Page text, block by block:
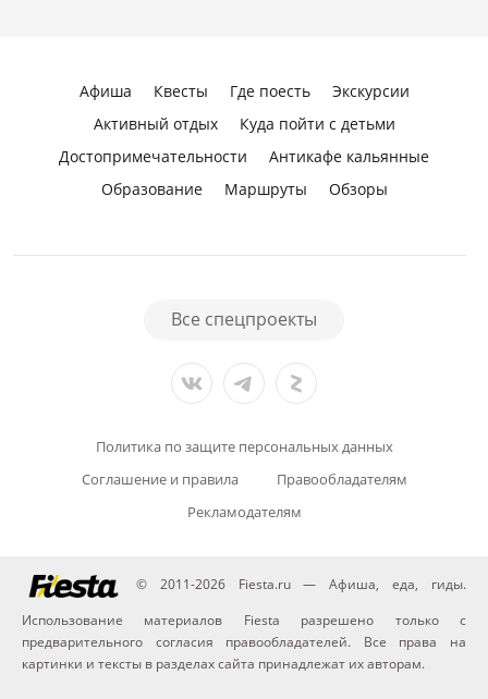
Афиша Квесты Где поесть
Экскурсии
Активный отдых
Куда пойти с детьми
Достопримечательности
Антикафе кальянные
Образование
Маршруты Обзоры
Все спецпроекты
Политика по защите персональных данных
Соглашение и правила
Правообладателям
Рекламодателям
© 2011-2026 Fiesta.ru — Афиша, еда, гиды.
Использование материалов Fiesta разрешено только с
предварительного согласия правообладателей. Все права на
картинки и тексты в разделах сайта принадлежат их авторам.